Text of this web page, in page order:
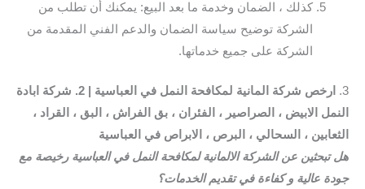
كذلك ، الضمان وخدمة ما بعد البيع: يمكنك أن تطلب من
الشركة توضيح سياسة الضمان والدعم الفني المقدمة من
الشركة على جميع خدماتها.
3. ارخص شركة المانية لمكافحة النمل في العباسية
| 2. شركة ابادة
النمل الابيض ، الصراصير ، الفئران ، بق الفراش ، البق ، القراد ،
الثعابين ، السحالي ، البرص ، الابراص في العباسية
هل تبحثين عن الشركة الالمانية لمكافحة النمل في العباسية رخيصة مع
جودة عالية و كفاءة في تقديم الخدمات؟